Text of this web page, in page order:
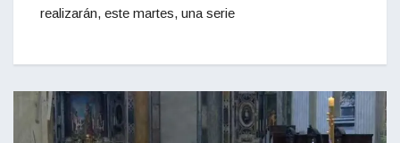
realizarán, este martes, una serie